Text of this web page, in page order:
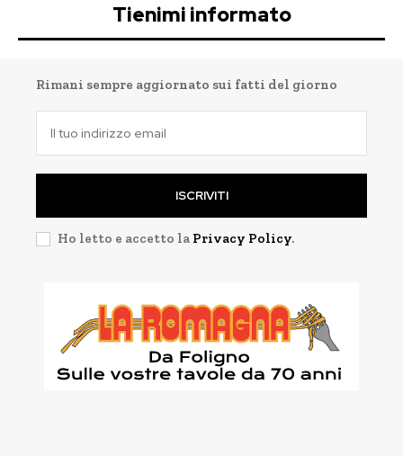
Tienimi informato
Rimani sempre aggiornato sui fatti del giorno
ISCRIVITI
Ho letto e accetto la Privacy Policy.